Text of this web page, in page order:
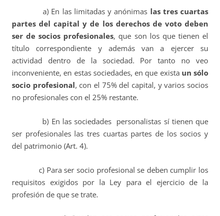
a) En las limitadas y anónimas las tres cuartas
partes del capital y de los derechos de voto deben
ser de socios profesionales, que son los que tienen el
título correspondiente y además van a ejercer su
actividad dentro de la sociedad. Por tanto no veo
inconveniente, en estas sociedades, en que exista un sólo
socio profesional, con el 75% del capital, y varios socios
no profesionales con el 25% restante.
b) En las sociedades personalistas sí tienen que
ser profesionales las tres cuartas partes de los socios y
del patrimonio (Art. 4).
c) Para ser socio profesional se deben cumplir los
requisitos exigidos por la Ley para el ejercicio de la
profesión de que se trate.